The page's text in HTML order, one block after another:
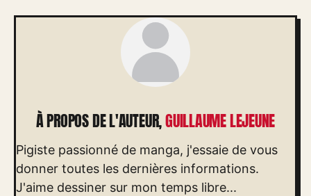
À PROPOS DE L'AUTEUR,GUILLAUME LEJEUNE
Pigiste passionné de manga, j'essaie de vous
donner toutes les dernières informations.
J'aime dessiner sur mon temps libre...